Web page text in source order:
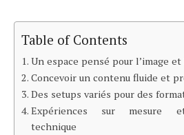
Table of Contents
Un espace pensé pour l’image
Concevoir un contenu fluide et
Des setups variés pour des
Expériences sur mesure et
technique